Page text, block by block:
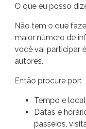
O que eu posso
Não tem o que
maior número de
você vai participar
autores.
Então procure por:
Tempo e
Datas e
passeios,